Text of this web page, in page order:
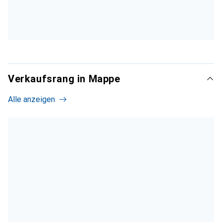
Verkaufsrang in Mappe
Alle anzeigen